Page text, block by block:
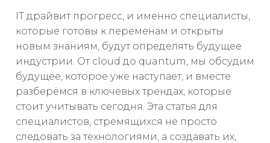
IT драйвит прогресс, и именно специалисты,
которые готовы к переменам и открыты
новым знаниям, будут определять будущее
индустрии. От cloud до quantum, мы обсудим
будущее, которое уже наступает, и вместе
разберёмся в ключевых трендах, которые
стоит учитывать сегодня. Эта статья для
специалистов, стремящихся не просто
следовать за технологиями, а создавать их,